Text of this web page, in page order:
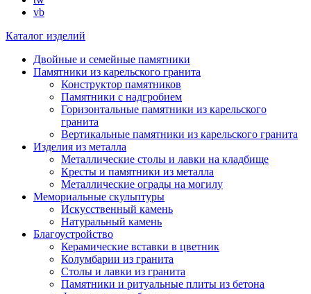
vb
Каталог изделий
Двойные и семейные памятники
Памятники из карельского гранита
Конструктор памятников
Памятники с надгробием
Горизонтальные памятники из карельского
гранита
Вертикальные памятники из карельского гранита
Изделия из металла
Металлические столы и лавки на кладбище
Кресты и памятники из металла
Металлические ограды на могилу
Мемориальные скульптуры
Искусственный камень
Натуральный камень
Благоустройство
Керамические вставки в цветник
Колумбарии из гранита
Столы и лавки из гранита
Памятники и ритуальные плиты из бетона